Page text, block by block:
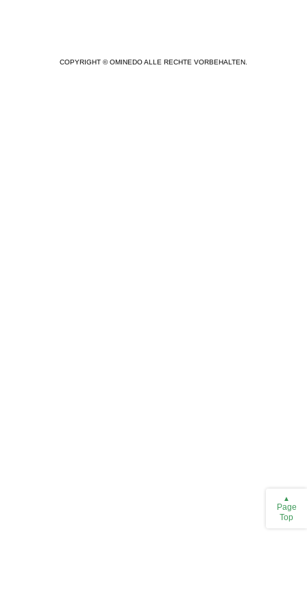
Page
Top
COPYRIGHT © OMINEDO ALLE RECHTE VORBEHALTEN.